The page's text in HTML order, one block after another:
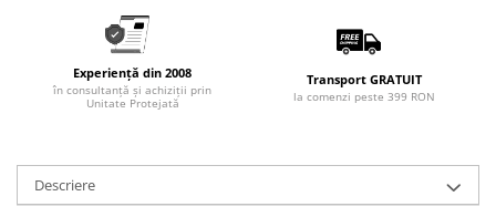
Experiență din 2008
în consultanță și achiziții prin
Unitate Protejată
Transport GRATUIT
la comenzi peste 399 RON
Descriere